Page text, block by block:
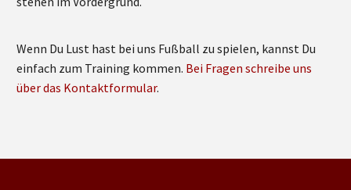
Wenn Du Lust hast bei uns Fußball zu spielen, kannst Du
einfach zum Training kommen. Bei Fragen schreibe uns
über das Kontaktformular.